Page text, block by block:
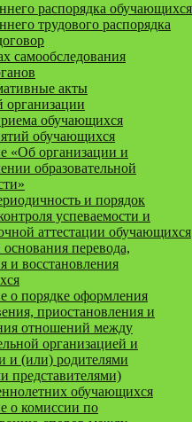
распорядка обучающихся
трудового распорядка
самообследования
акты
организации
обучающихся
обучающихся
«Об организации и
образовательной
и порядок
успеваемости и
аттестации обучающихся
перевода,
и восстановления
о порядке оформления
приостановления и
отношений между
организацией и
и (или) родителями
представителями)
обучающихся
о комиссии по